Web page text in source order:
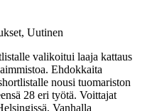
Uutinen
valikoitui laaja kattaus
Ehdokkaita
nousi tuomariston
28 eri työtä. Voittajat
Vanhalla